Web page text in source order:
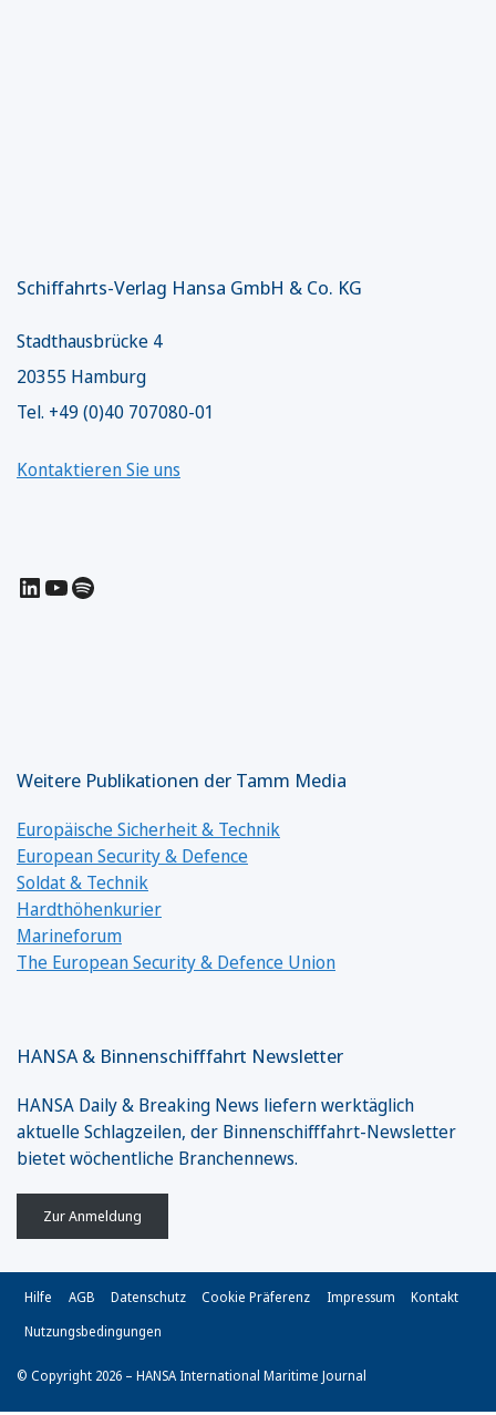
Schiffahrts-Verlag Hansa GmbH & Co. KG
Stadthausbrücke 4
20355 Hamburg
Tel. +49 (0)40 707080-01
Kontaktieren Sie uns
LinkedIn
YouTube
Spotify
Weitere Publikationen der Tamm Media
Europäische Sicherheit & Technik
European Security & Defence
Soldat & Technik
Hardthöhenkurier
Marineforum
The European Security & Defence Union
HANSA & Binnenschifffahrt Newsletter
HANSA Daily & Breaking News liefern werktäglich
aktuelle Schlagzeilen, der Binnenschifffahrt-Newsletter
bietet wöchentliche Branchennews.
Zur Anmeldung
© Copyright 2026 – HANSA International Maritime Journal
Hilfe AGB Datenschutz Cookie Präferenz Impressum
Kontakt
Nutzungsbedingungen